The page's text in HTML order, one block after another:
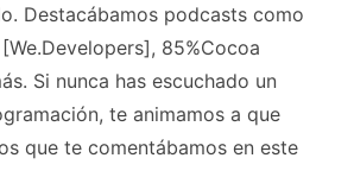
Destacábamos podcasts como
85%Cocoa
Si nunca has escuchado un
te animamos a que
que te comentábamos en este